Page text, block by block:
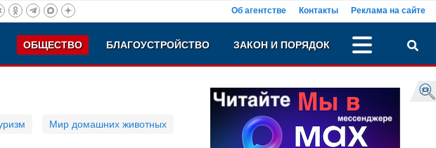
Об агентстве Контакты Реклама на сайте
ОБЩЕСТВО БЛАГОУСТРОЙСТВО ЗАКОН И ПОРЯДОК
Мир домашних животных